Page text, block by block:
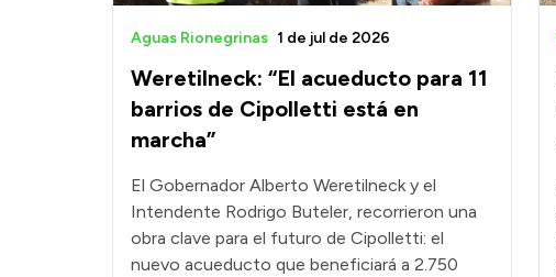
Weretilneck: “El acueducto para 11
barrios de Cipolletti está en
marcha”
Aguas Rionegrinas 1 de jul de 2026
El Gobernador Alberto Weretilneck y el
Intendente Rodrigo Buteler, recorrieron una
obra clave para el futuro de Cipolletti: el
nuevo acueducto que beneficiará a 2.750